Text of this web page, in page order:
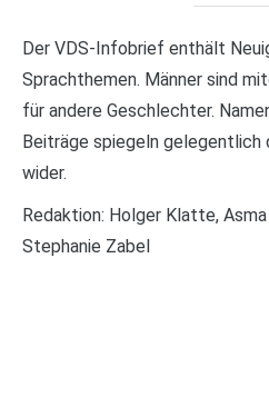
Der VDS-Infobrief enthält
Sprachthemen. Männer sind
für andere Geschlechter.
Beiträge spiegeln gelegentlich
wider.
Redaktion: Holger Klatte,
Stephanie Zabel